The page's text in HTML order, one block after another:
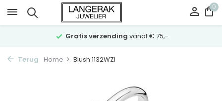
0
Gratis verzending vanaf € 75,-
Terug Home Blush 1132WZI